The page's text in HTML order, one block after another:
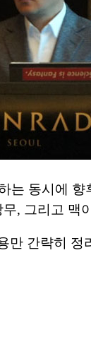
동시에
, 그리고
만 간략히 정